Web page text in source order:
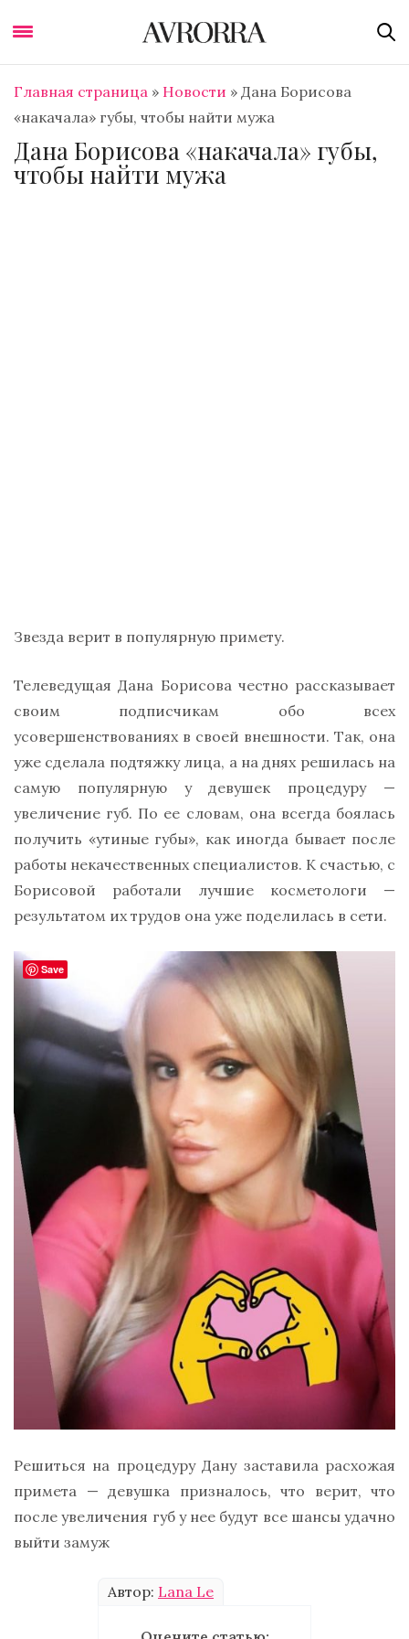
Главная страница » Новости » Дана Борисова
«накачала» губы, чтобы найти мужа
Дана Борисова «накачала» губы,
чтобы найти мужа
Звезда верит в популярную примету.
Телеведущая Дана Борисова честно рассказывает
своим подписчикам обо всех
усовершенствованиях в своей внешности. Так, она
уже сделала подтяжку лица, а на днях решилась на
самую популярную у девушек процедуру —
увеличение губ. По ее словам, она всегда боялась
получить «утиные губы», как иногда бывает после
работы некачественных специалистов. К счастью, с
Борисовой работали лучшие косметологи —
результатом их трудов она уже поделилась в сети.
Решиться на процедуру Дану заставила расхожая
примета — девушка призналось, что верит, что
после увеличения губ у нее будут все шансы удачно
выйти замуж
Автор: Lana Le
Save